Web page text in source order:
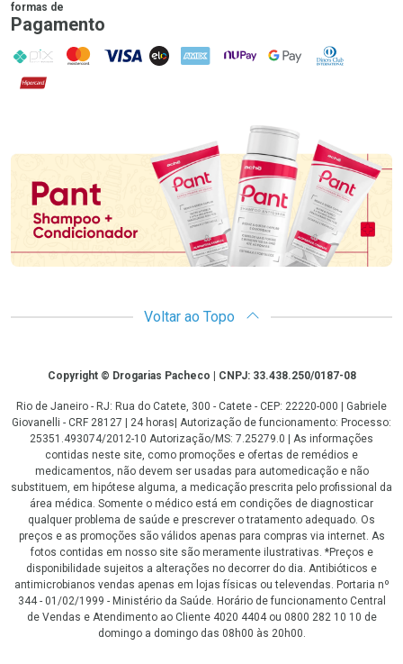
formas de
Pagamento
PIX MasterCard
VISA ELO AMEX NuPay Google PayDiners Club
Hipercard
Promoção em Destaque
Voltar ao Topo
CopyrightCopyright © Drogarias Pacheco | CNPJ: 33.438.250/0187-08
Rio de Janeiro - RJ: Rua do Catete, 300 - Catete - CEP: 22220-000 | Gabriele
Giovanelli - CRF 28127 | 24 horas| Autorização de funcionamento: Processo:
25351.493074/2012-10 Autorização/MS: 7.25279.0 | As informações
contidas neste site, como promoções e ofertas de remédios e
medicamentos, não devem ser usadas para automedicação e não
substituem, em hipótese alguma, a medicação prescrita pelo profissional da
área médica. Somente o médico está em condições de diagnosticar
qualquer problema de saúde e prescrever o tratamento adequado. Os
preços e as promoções são válidos apenas para compras via internet. As
fotos contidas em nosso site são meramente ilustrativas. *Preços e
disponibilidade sujeitos a alterações no decorrer do dia. Antibióticos e
antimicrobianos vendas apenas em lojas físicas ou televendas. Portaria nº
344 - 01/02/1999 - Ministério da Saúde. Horário de funcionamento Central
de Vendas e Atendimento ao Cliente 4020 4404 ou 0800 282 10 10 de
domingo a domingo das 08h00 às 20h00.